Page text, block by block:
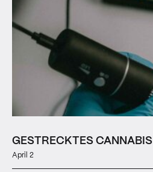
GESTRECKTES CANNABIS
April 2